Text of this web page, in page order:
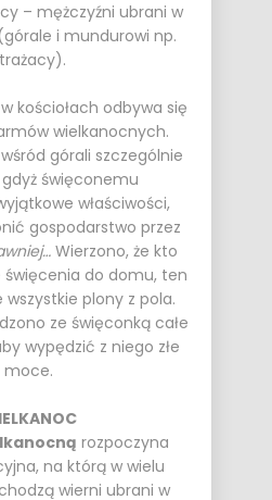
– mężczyźni ubrani w
i mundurowi np.
kościołach odbywa się
wielkanocnych.
górali szczególnie
święconemu
właściwości,
gospodarstwo przez
Wierzono, że kto
święcenia do domu, ten
wszystkie plony z pola.
ze święconką całe
wypędzić z niego złe
moce.
rozpoczyna
na którą w wielu
wierni ubrani w